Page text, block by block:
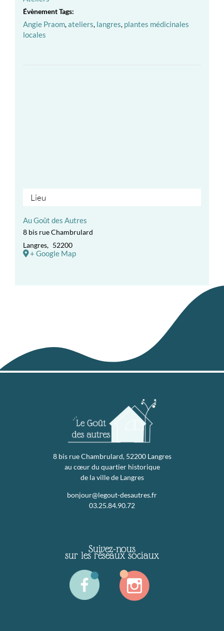
Évènement Tags:
Angie Praom,ateliers, langres, plantes médicinales
locales
Lieu
Au Goût des Autres
8 bis rue Chambrulard
Langres, 52200
+ Google Map
8 bis rue Chambrulard, 52200 Langres
au cœur du quartier historique
de la ville de Langres
bonjour@legout-desautres.fr
03.25.84.90.72
Suivez-nous
sur les réseaux sociaux